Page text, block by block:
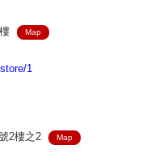
Map
1
2樓之2
Map